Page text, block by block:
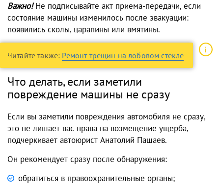
Важно!Не подписывайте акт приема-передачи, если
состояние машины изменилось после эвакуации:
появились сколы, царапины или вмятины.
Читайте также: Ремонт трещин на лобовом стекле
Что делать, если заметили
повреждение машины не сразу
Если вы заметили повреждения автомобиля не сразу,
это не лишает вас права на возмещение ущерба,
подчеркивает автоюрист Анатолий Пашаев.
Он рекомендует сразу после обнаружения:
обратиться в правоохранительные органы;